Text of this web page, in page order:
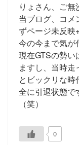
りょさん、ご無
当ブログ、コメ
ずページ未反映
今の今まで気が
現在GTSの勢い
ますし、当時
とビックリな
全に引退状態で
（笑）
0